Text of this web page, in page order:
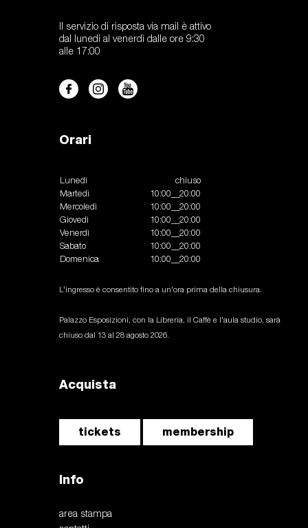
Il servizio di risposta via mail è attivo
dal lunedi al venerdì dalle ore 9:30
alle 17:00
Orari
Lunedì
chiuso
Martedì
10:00__20:00
Mercoledì
10:00__20:00
Giovedì
10:00__20:00
Venerdì
10:00__20:00
Sabato
10:00__20:00
Domenica
10:00__20:00
L'ingresso è consentito fino a un'ora prima della chiusura.
Palazzo Esposizioni, con la Libreria, il Caffè e l'aula studio, sarà
chiuso dal 13 al 28 agosto 2026.
Acquista
tickets membership
Info
area stampa